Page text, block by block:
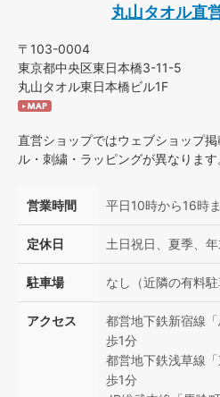
丸山タオル直
〒103-0004
東京都中央区東日本橋3-11-5
丸山タオル東日本橋ビル1F
直営ショップではウェブショップ
ル・刺繍・ラッピングが異なります
営業時間 平日10時から16時
定休日 土日祝日、夏季、
駐車場 なし（近隣の有料
アクセス
都営地下鉄新宿線
歩1分
都営地下鉄浅草線
歩1分